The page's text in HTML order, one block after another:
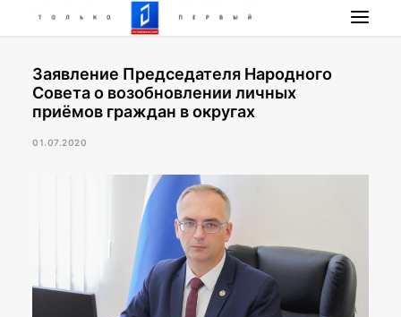
НОВОСТИ
ПРОГРАММА
Заявление Председателя Народного
Совета о возобновлении личных
приёмов граждан в округах
01.07.2020